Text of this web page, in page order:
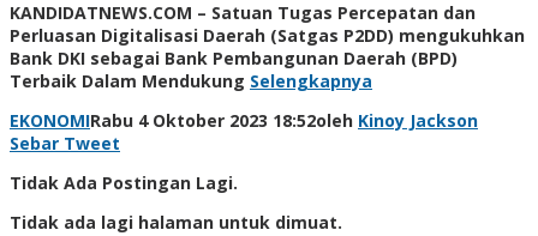
KANDIDATNEWS.COM – Satuan Tugas Percepatan dan
Perluasan Digitalisasi Daerah (Satgas P2DD) mengukuhkan
Bank DKI sebagai Bank Pembangunan Daerah (BPD)
Terbaik Dalam Mendukung Selengkapnya
EKONOMIRabu 4 Oktober 2023 18:52oleh Kinoy Jackson
Sebar Tweet
Tidak Ada Postingan Lagi.
Tidak ada lagi halaman untuk dimuat.